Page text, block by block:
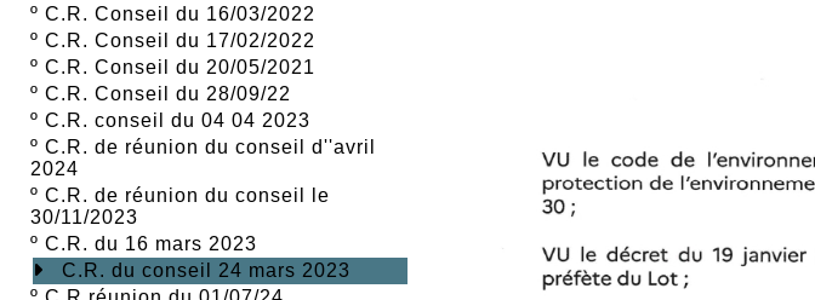
º C.R. Conseil du 16/03/2022
º C.R. Conseil du 17/02/2022
º C.R. Conseil du 20/05/2021
º C.R. Conseil du 28/09/22
º C.R. conseil du 04 04 2023
º C.R. de réunion du conseil d''avril
2024
º C.R. de réunion du conseil le
30/11/2023
º C.R. du 16 mars 2023
C.R. du conseil 24 mars 2023